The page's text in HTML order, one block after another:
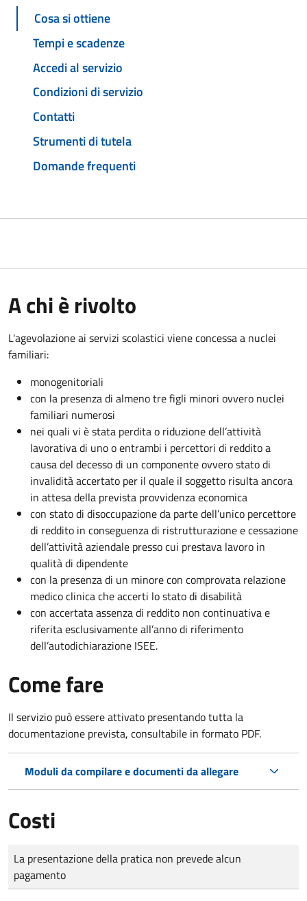
Cosa si ottiene
Tempi e scadenze
Accedi al servizio
Condizioni di servizio
Contatti
Strumenti di tutela
Domande frequenti
A chi è rivolto
L'agevolazione ai servizi scolastici viene concessa a nuclei
familiari:
monogenitoriali
con la presenza di almeno tre figli minori ovvero nuclei
familiari numerosi
nei quali vi è stata perdita o riduzione dell’attività
lavorativa di uno o entrambi i percettori di reddito a
causa del decesso di un componente ovvero stato di
invalidità accertato per il quale il soggetto risulta ancora
in attesa della prevista provvidenza economica
con stato di disoccupazione da parte dell’unico percettore
di reddito in conseguenza di ristrutturazione e cessazione
dell’attività aziendale presso cui prestava lavoro in
qualità di dipendente
con la presenza di un minore con comprovata relazione
medico clinica che accerti lo stato di disabilità
con accertata assenza di reddito non continuativa e
riferita esclusivamente all’anno di riferimento
dell’autodichiarazione ISEE.
Come fare
Il servizio può essere attivato presentando tutta la
documentazione prevista, consultabile in formato PDF.
Moduli da compilare e documenti da allegare
Costi
Tipo di pagamento
Importo
La presentazione della pratica non prevede alcun
pagamento